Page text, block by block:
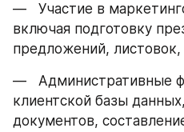
—   Участие в
включая подготовку
предложений,
—   Административные
клиентской базы
документов,